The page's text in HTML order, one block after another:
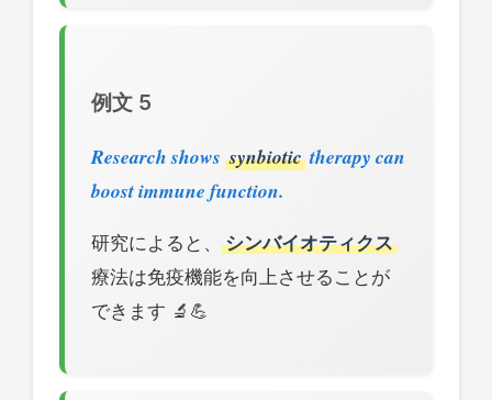
例文 5
Research shows synbiotic therapy can
boost immune function.
研究によると、
シンバイオティクス
療法は免疫機能を向上させることが
できます 🔬💪